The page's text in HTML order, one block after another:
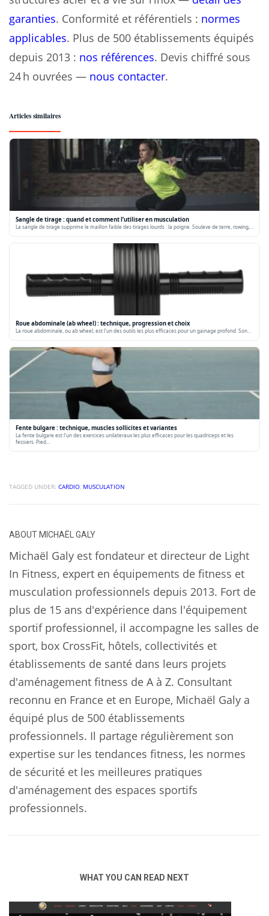
garanties. Conformité et référentiels : normes
applicables. Plus de 500 établissements équipés
depuis 2013 : nos références. Devis chiffré sous
24 h ouvrées — nous contacter.
Articles similaires
Sangle de tirage : quand et comment l’utiliser en musculation
La sangle de tirage supprime le maillon faible des tirages lourds : la poigne. Souleve de terre, rowing,…
Roue abdominale (ab wheel) : technique, progression et choix
La roue abdominale, ou ab wheel, est l'un des outils les plus efficaces pour un gainage profond. Son…
Fente bulgare : technique, muscles sollicites et variantes
La fente bulgare est l'un des exercices unilateraux les plus efficaces pour les quadriceps et les
fessiers. Pied…
TAGGED UNDER: CARDIO MUSCULATION
ABOUTMICHAËL GALY
Michaël Galy est fondateur et directeur de Light
In Fitness, expert en équipements de fitness et
musculation professionnels depuis 2013. Fort de
plus de 15 ans d'expérience dans l'équipement
sportif professionnel, il accompagne les salles de
sport, box CrossFit, hôtels, collectivités et
établissements de santé dans leurs projets
d'aménagement fitness de A à Z. Consultant
reconnu en France et en Europe, Michaël Galy a
équipé plus de 500 établissements
professionnels. Il partage régulièrement son
expertise sur les tendances fitness, les normes
de sécurité et les meilleures pratiques
d'aménagement des espaces sportifs
professionnels.
WHAT YOU CAN READ NEXT